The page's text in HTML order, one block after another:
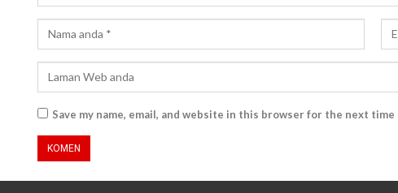
Save my name, email, and website in this browser for the next time